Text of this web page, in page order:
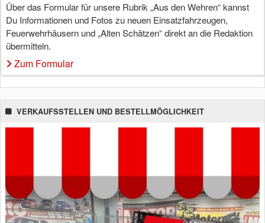
Über das Formular für unsere Rubrik „Aus den Wehren“ kannst
Du Informationen und Fotos zu neuen Einsatzfahrzeugen,
Feuerwehrhäusern und „Alten Schätzen“ direkt an die Redaktion
übermitteln.
Zum Formular
VERKAUFSSTELLEN UND BESTELLMÖGLICHKEIT